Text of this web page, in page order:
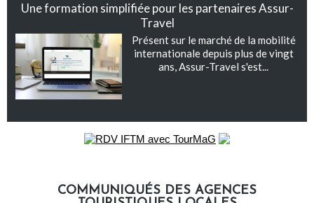
Une formation simplifiée pour les partenaires Assur-
Travel
Présent sur le marché de la mobilité
internationale depuis plus de vingt
ans, Assur-Travel s'est...
COMMUNIQUÉS DES AGENCES